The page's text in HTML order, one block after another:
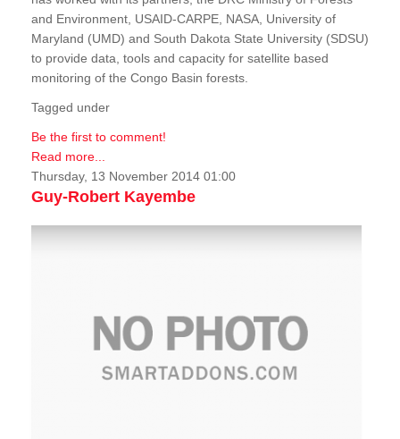
and Environment, USAID-CARPE, NASA, University of
Maryland (UMD) and South Dakota State University (SDSU)
to provide data, tools and capacity for satellite based
monitoring of the Congo Basin forests.
Tagged under
Be the first to comment!
Read more...
Thursday, 13 November 2014 01:00
Guy-Robert Kayembe